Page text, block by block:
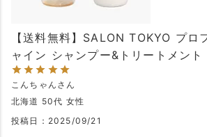
【送料無料】SALON TOKYO プロ
ャイン シャンプー&トリートメン
こんちゃん
北海道 50代 女性
投稿日
2025/09/21